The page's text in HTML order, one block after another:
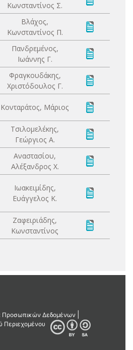
Κωνσταντίνος Σ.
Βλάχος,
Κωνσταντίνος Π.
Πανδρεμένος,
Ιωάννης Γ.
Φραγκουδάκης,
Χριστόδουλος Γ.
Κονταράτος, Μάριος
Τσιλομελέκης,
Γεώργιος Α.
Αναστασίου,
Αλέξανδρος Χ.
Ιωακειμίδης,
Ευάγγελος Κ.
Ζαφειριάδης,
Κωνσταντίνος